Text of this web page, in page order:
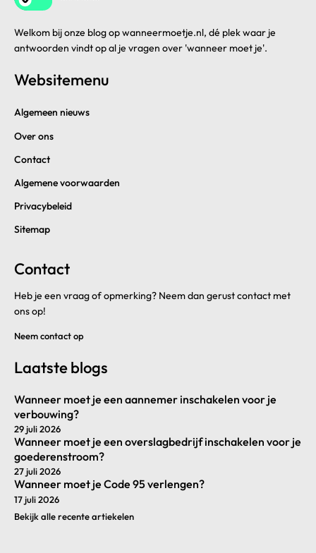
Welkom bij onze blog op wanneermoetje.nl, dé plek waar je
antwoorden vindt op al je vragen over 'wanneer moet je'.
Websitemenu
Algemeen nieuws
Over ons
Contact
Algemene voorwaarden
Privacybeleid
Sitemap
Contact
Heb je een vraag of opmerking? Neem dan gerust contact met
ons op!
Neem contact op
Laatste blogs
Wanneer moet je een aannemer inschakelen voor je
verbouwing?
29 juli 2026
Wanneer moet je een overslagbedrijf inschakelen voor je
goederenstroom?
27 juli 2026
Wanneer moet je Code 95 verlengen?
17 juli 2026
Bekijk alle recente artiekelen